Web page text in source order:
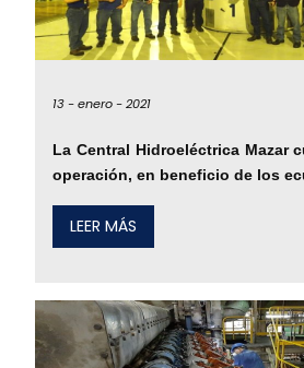
13 -enero -2021
La Central Hidroeléctrica Mazar
operación, en beneficio de los
LEER MÁS